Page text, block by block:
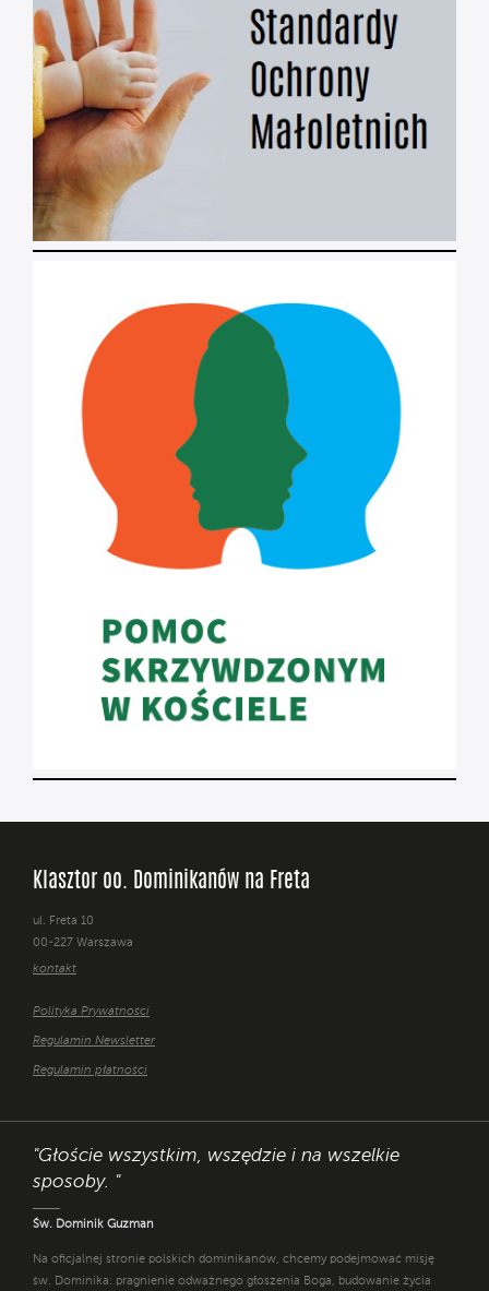
Klasztor oo. Dominikanów na Freta
ul. Freta 10
00-227 Warszawa
kontakt
Polityka Prywatności
Regulamin Newsletter
Regulamin płatności
"Głoście wszystkim, wszędzie i na wszelkie
sposoby. "
Św. Dominik Guzman
Na oficjalnej stronie polskich dominikanów, chcemy podejmować misję
św. Dominika: pragnienie odważnego głoszenia Boga, budowanie życia